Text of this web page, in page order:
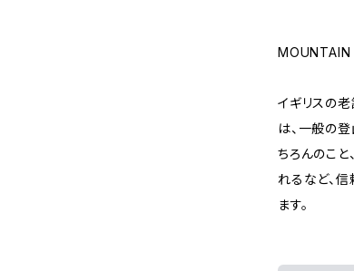
MOUNTAIN
イギリスの老
は、一般の
ちろんのこ
れるなど、
ます。